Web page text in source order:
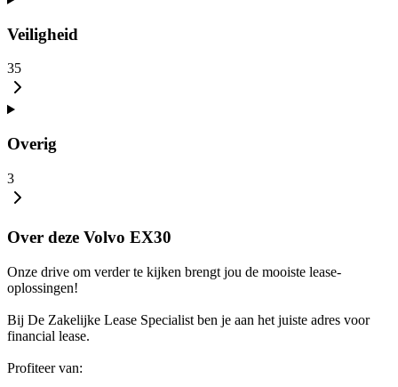
Veiligheid
35
Overig
3
Over deze Volvo EX30
Onze drive om verder te kijken brengt jou de mooiste lease-
oplossingen!
Bij De Zakelijke Lease Specialist ben je aan het juiste adres voor
financial lease.
Profiteer van: